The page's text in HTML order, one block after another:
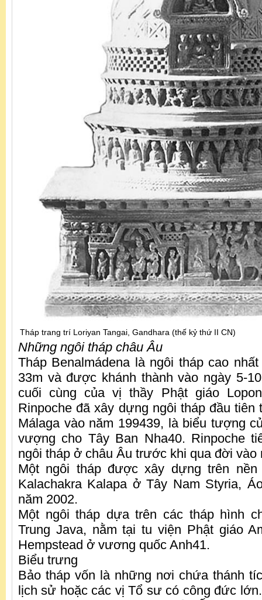
Tháp trang trí Loriyan Tangai, Gandhara (thế kỷ thứ II CN)
Những ngôi tháp châu Âu
Tháp Benalmádena là ngôi tháp cao
33m và được khánh thành vào ngày 5-
cuối cùng của vị thầy Phật giáo
Rinpoche đã xây dựng ngôi tháp đầu tiên
Málaga vào năm 199439, là biểu tượng
vượng cho Tây Ban Nha40. Rinpoche
ngôi tháp ở châu Âu trước khi qua đời vào
Một ngôi tháp được xây dựng trên nền
Kalachakra Kalapa ở Tây Nam Styria,
năm 2002.
Một ngôi tháp dựa trên các tháp hình
Trung Java, nằm tại tu viện Phật giáo
Hempstead ở vương quốc Anh41.
Biểu trưng
Bảo tháp vốn là những nơi chứa thánh
lịch sử hoặc các vị Tổ sư có công đức